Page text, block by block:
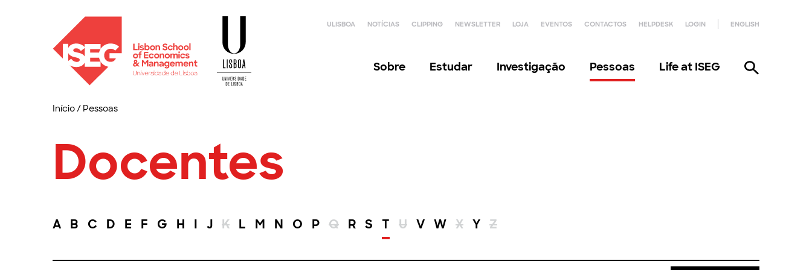
ULISBOA NOTÍCIAS CLIPPING NEWSLETTER LOJA EVENTOS CONTACTOS HELPDESK LOGIN ENGLISH
Sobre Estudar Investigação Pessoas Life at ISEG
Início/ Pessoas
Docentes
A B C D E F G H I J K L M N O P Q R S T U V W X Y Z